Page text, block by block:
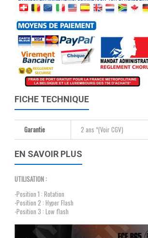
FICHE TECHNIQUE
Garantie 2 ans *(Voir CGV)
EN SAVOIR PLUS
UTILISATION :
-Position 1 : Rotation
-Position 2 : Hyper Flash
-Position 3 : Low flash